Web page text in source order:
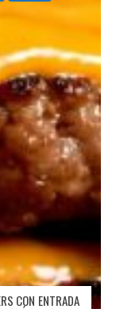
CON ENTRADA